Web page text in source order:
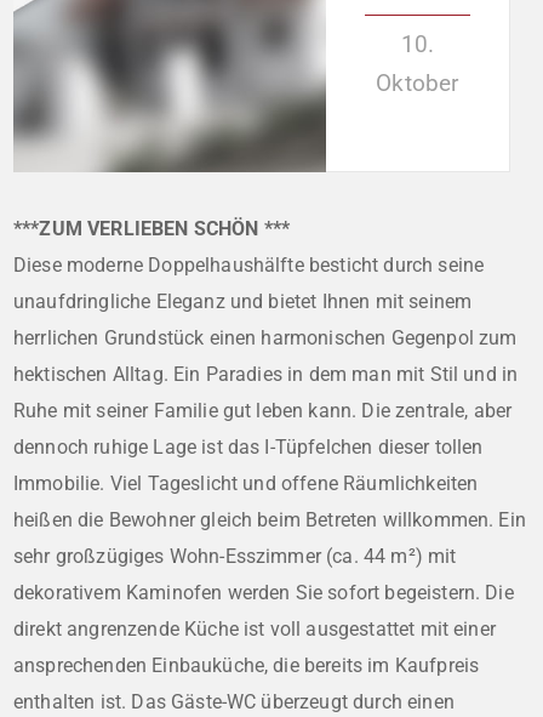
10.
Oktober
***ZUM VERLIEBEN SCHÖN ***
Diese moderne Doppelhaushälfte besticht durch seine
unaufdringliche Eleganz und bietet Ihnen mit seinem
herrlichen Grundstück einen harmonischen Gegenpol zum
hektischen Alltag. Ein Paradies in dem man mit Stil und in
Ruhe mit seiner Familie gut leben kann. Die zentrale, aber
dennoch ruhige Lage ist das I-Tüpfelchen dieser tollen
Immobilie. Viel Tageslicht und offene Räumlichkeiten
heißen die Bewohner gleich beim Betreten willkommen. Ein
sehr großzügiges Wohn-Esszimmer (ca. 44 m²) mit
dekorativem Kaminofen werden Sie sofort begeistern. Die
direkt angrenzende Küche ist voll ausgestattet mit einer
ansprechenden Einbauküche, die bereits im Kaufpreis
enthalten ist. Das Gäste-WC überzeugt durch einen